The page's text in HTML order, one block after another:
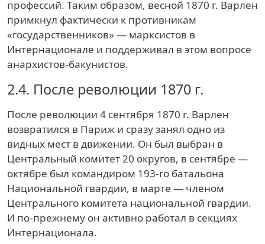
профессий. Таким образом, весной 1870 г. Варлен
примкнул фактически к противникам
«государственников» — марксистов в
Интернационале и поддерживал в этом вопросе
анархистов-бакунистов.
2.4. После революции 1870 г.
После революции 4 сентября 1870 г. Варлен
возвратился в Париж и сразу занял одно из
видных мест в движении. Он был выбран в
Центральный комитет 20 округов, в сентябре —
октябре был командиром 193-го батальона
Национальной гвардии, в марте — членом
Центрального комитета национальной гвардии.
И по-прежнему он активно работал в секциях
Интернационала.